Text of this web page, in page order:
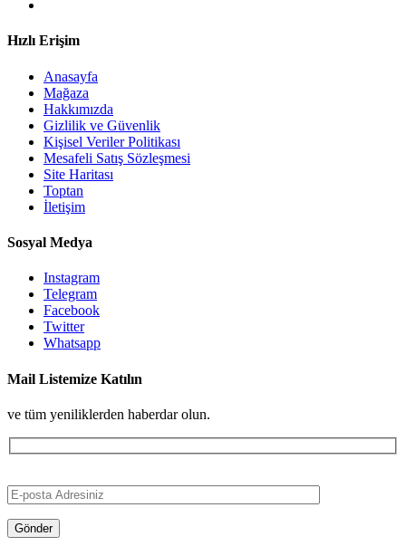
Hızlı Erişim
Anasayfa
Mağaza
Hakkımızda
Gizlilik ve Güvenlik
Kişisel Veriler Politikası
Mesafeli Satış Sözleşmesi
Site Haritası
Toptan
İletişim
Sosyal Medya
Instagram
Telegram
Facebook
Twitter
Whatsapp
Mail Listemize Katılın
ve tüm yeniliklerden haberdar olun.